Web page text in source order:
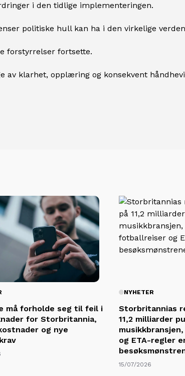
i den tidlige implementeringen.
politiske hull kan ha i den virkelige
forstyrrelser fortsette.
av klarhet, opplæring og konsekvent
må forholde seg til feil i
for Storbritannia,
og nye
NYHETER
Storbritannias
11,2 milliarder
og ETA-regler
15/07/2026